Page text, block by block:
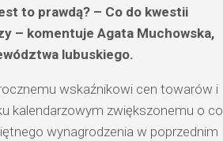
to prawdą? – Co do kwestii
– komentuje Agata Muchowska,
lubuskiego.
wskaźnikowi cen towarów i
kalendarzowym zwiększonemu o co
wynagrodzenia w poprzednim